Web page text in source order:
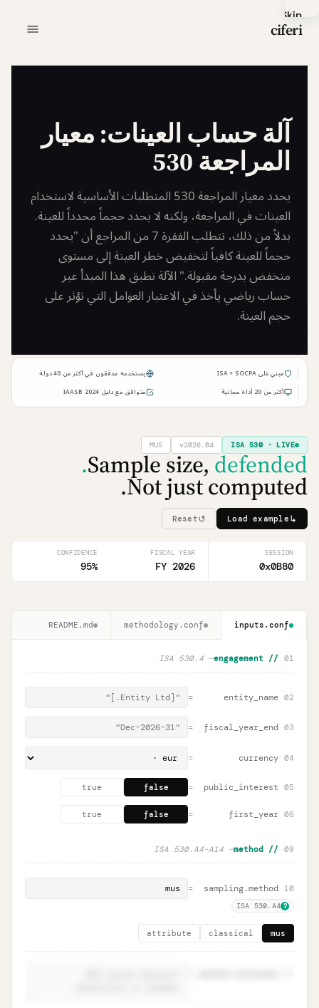
Skip
to
ciferi
آلة حساب العينات: معيار
المراجعة 530
يحدد معيار المراجعة 530 المتطلبات الأساسية لاستخدام
العينات في المراجعة، ولكنه لا يحدد حجماً محدداً للعينة.
بدلاً من ذلك، تتطلب الفقرة 7 من المراجع أن "يحدد
حجماً للعينة كافياً لتخفيض خطر العينة إلى مستوى
منخفض بدرجة مقبولة." الآلة تطبق هذا المبدأ عبر
حساب رياضي يأخذ في الاعتبار العوامل التي تؤثر على
حجم العينة.
مبني على ISA + SOCPA
يستخدمه مدققون في أكثر من 40 دولة
أكثر من 20 أداة مجانية
متوافق مع دليل IAASB 2024
ISA 530 · LIVE
v2026.04
MUS
Sample size,defended.
Not just computed.
↳
Load example
↺
Reset
SESSION
0x0B80
FISCAL YEAR
FY 2026
CONFIDENCE
95%
inputs.conf
methodology.conf
README.md
01
// engagement
— ISA 530.4
02
entity_name
=
03
fiscal_year_end
=
04
currency
=
05
public_interest
=
false
true
06
first_year
=
false
true
09
// method
— ISA 530.A4–A14
10
sampling.method
=
?
ISA 530.A4
mus
classical
attribute